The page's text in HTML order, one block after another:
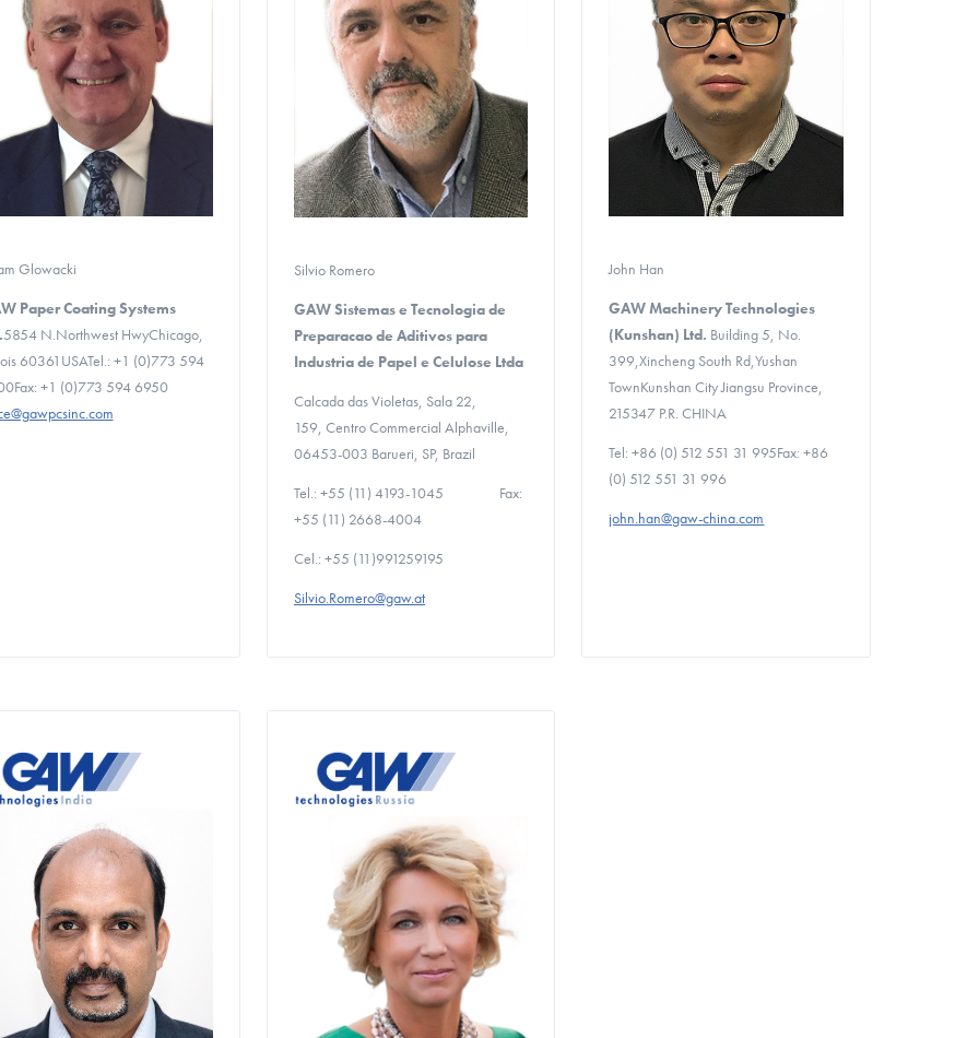
Glowacki
Paper Coating Systems
5854 N.Northwest HwyChicago,
60361USATel.: +1 (0)773 594
+1 (0)773 594 6950
Silvio Romero
GAW Sistemas e Tecnologia de
Preparacao de Aditivos para
Industria de Papel e Celulose Ltda
Calcada das Violetas, Sala 22,
159, Centro Commercial Alphaville,
06453-003 Barueri, SP, Brazil
Tel.: +55 (11) 4193-1045 Fax:
+55 (11) 2668-4004
Cel.: +55 (11)991259195
Silvio.Romero@gaw.at
John Han
GAW Machinery Technologies
(Kunshan) Ltd. Building 5, No.
399,Xincheng South Rd,Yushan
TownKunshan City Jiangsu Province,
215347 P.R. CHINA
Tel: +86 (0) 512 551 31 995Fax: +86
(0) 512 551 31 996
john.han@gaw-china.com